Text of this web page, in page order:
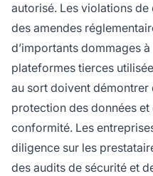
autorisé. Les violations
des amendes
d’importants dommages
plateformes tierces
au sort doivent
protection des données
conformité. Les
diligence sur les
des audits de sécurité et